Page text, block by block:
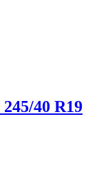
245/40 R19